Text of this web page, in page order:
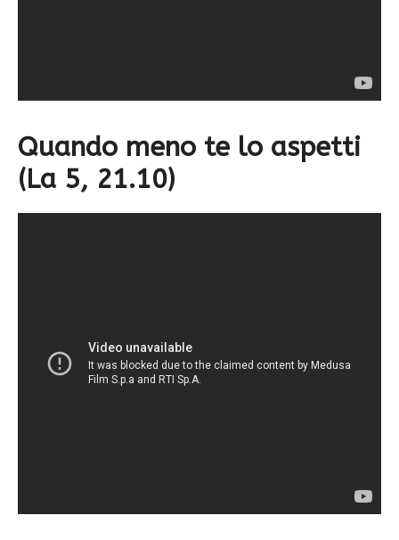
Quando meno te lo aspetti
(La 5, 21.10)